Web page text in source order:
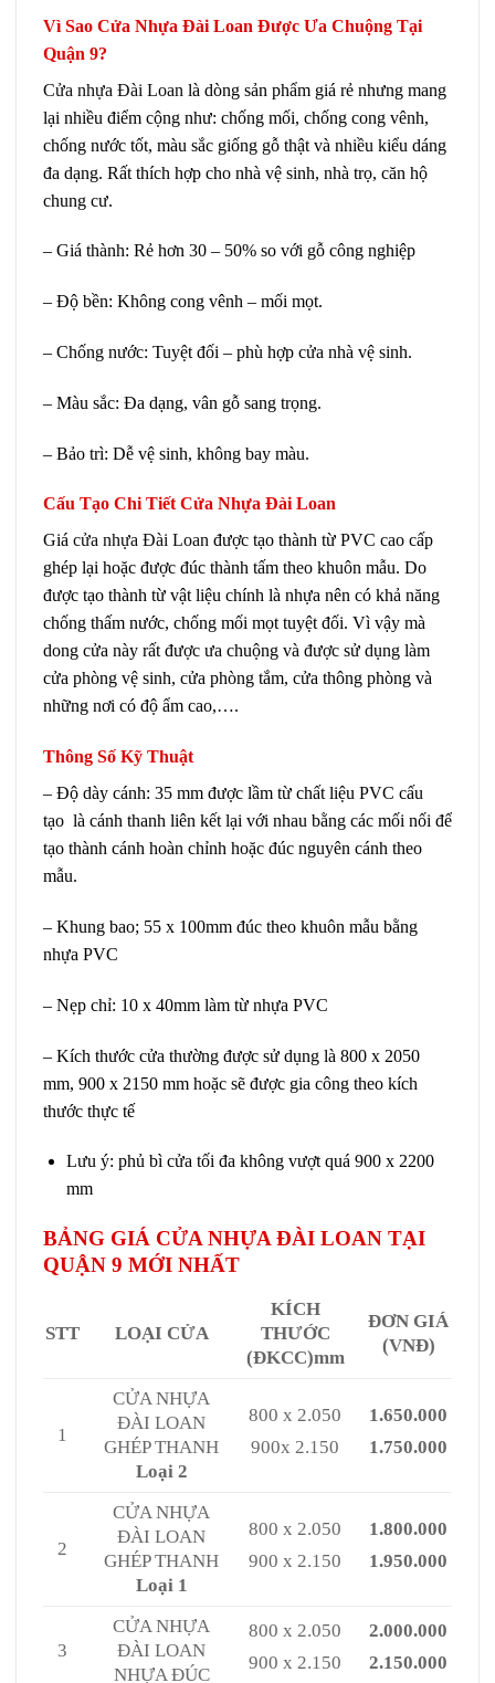
Vì Sao Cửa Nhựa Đài Loan Được Ưa Chuộng Tại
Quận 9?
Cửa nhựa Đài Loan là dòng sản phẩm giá rẻ nhưng mang
lại nhiều điểm cộng như: chống mối, chống cong vênh,
chống nước tốt, màu sắc giống gỗ thật và nhiều kiểu dáng
đa dạng. Rất thích hợp cho nhà vệ sinh, nhà trọ, căn hộ
chung cư.
– Giá thành: Rẻ hơn 30 – 50% so với gỗ công nghiệp
– Độ bền: Không cong vênh – mối mọt.
– Chống nước: Tuyệt đối – phù hợp cửa nhà vệ sinh.
– Màu sắc: Đa dạng, vân gỗ sang trọng.
– Bảo trì: Dễ vệ sinh, không bay màu.
Cấu Tạo Chi Tiết Cửa Nhựa Đài Loan
Giá cửa nhựa Đài Loan được tạo thành từ PVC cao cấp
ghép lại hoặc được đúc thành tấm theo khuôn mẫu. Do
được tạo thành từ vật liệu chính là nhựa nên có khả năng
chống thấm nước, chống mối mọt tuyệt đối. Vì vậy mà
dong cửa này rất được ưa chuộng và được sử dụng làm
cửa phòng vệ sinh, cửa phòng tắm, cửa thông phòng và
những nơi có độ ẩm cao,….
Thông Số Kỹ Thuật
– Độ dày cánh: 35 mm được lầm từ chất liệu PVC cấu
tạo là cánh thanh liên kết lại với nhau bằng các mối nối để
tạo thành cánh hoàn chỉnh hoặc đúc nguyên cánh theo
mẫu.
– Khung bao; 55 x 100mm đúc theo khuôn mẫu bằng
nhựa PVC
– Nẹp chỉ: 10 x 40mm làm từ nhựa PVC
– Kích thước cửa thường được sử dụng là 800 x 2050
mm, 900 x 2150 mm hoặc sẽ được gia công theo kích
thước thực tế
Lưu ý: phủ bì cửa tối đa không vượt quá 900 x 2200
mm
BẢNG GIÁ CỬA NHỰA ĐÀI LOAN TẠI
QUẬN 9 MỚI NHẤT
STT LOẠI CỬA
KÍCH
THƯỚC
(ĐKCC)mm
ĐƠN GIÁ
(VNĐ)
1
CỬA NHỰA
ĐÀI LOAN
GHÉP THANH
Loại 2
800 x 2.050
900x 2.150
1.650.000
1.750.000
2
CỬA NHỰA
ĐÀI LOAN
GHÉP THANH
Loại 1
800 x 2.050
900 x 2.150
1.800.000
1.950.000
3
CỬA NHỰA
ĐÀI LOAN
NHỰA ĐÚC
800 x 2.050
900 x 2.150
2.000.000
2.150.000